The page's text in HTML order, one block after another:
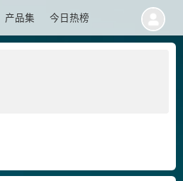
产品集 今日热榜